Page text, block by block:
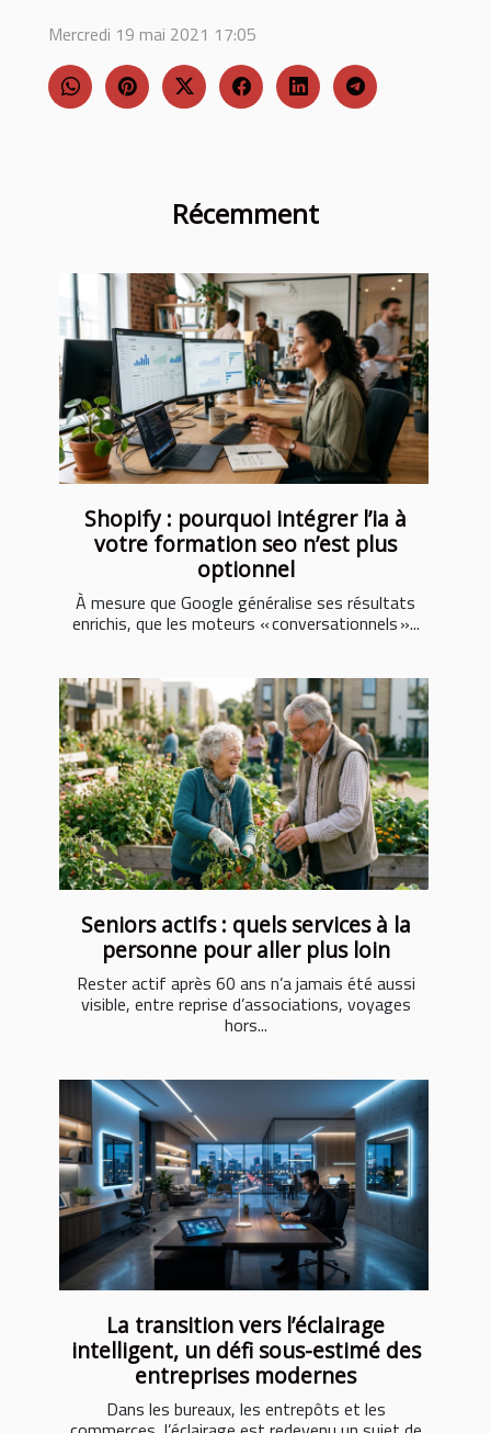
Récemment
Shopify : pourquoi intégrer l’ia à
votre formation seo n’est plus
optionnel
À mesure que Google généralise ses résultats
enrichis, que les moteurs « conversationnels »...
Seniors actifs : quels services à la
personne pour aller plus loin
Rester actif après 60 ans n’a jamais été aussi
visible, entre reprise d’associations, voyages
hors...
La transition vers l’éclairage
intelligent, un défi sous-estimé des
entreprises modernes
Dans les bureaux, les entrepôts et les
Mercredi 19 mai 2021 17:05